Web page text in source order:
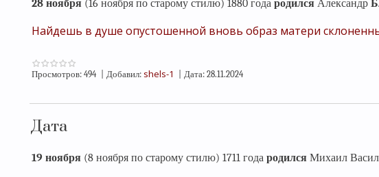
28 ноября (16 ноября по старому стилю) 1880 года родился Александр
Найдешь в душе опустошенной вновь образ матери
Просмотров: 494 Добавил: shels-1 Дата: 28.11.2024
Дата
19 ноября (8 ноября по старому стилю) 1711 года родился Михаил